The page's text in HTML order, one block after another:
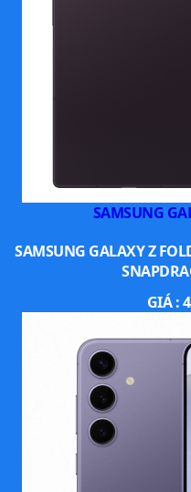
SAMSUNG
SAMSUNG GALAXY Z
GIÁ :